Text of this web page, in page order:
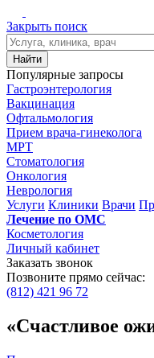
Закрыть поиск
Найти
Популярные запросы
Гастроэнтерология
Вакцинация
Офтальмология
Прием врача-гинеколога
МРТ
Стоматология
Онкология
Неврология
Услуги Клиники Врачи
Лечение по ОМС
Косметология
Личный кабинет
Заказать звонок
Позвоните прямо сейчас:
(812) 421 96 72
«Счастливое